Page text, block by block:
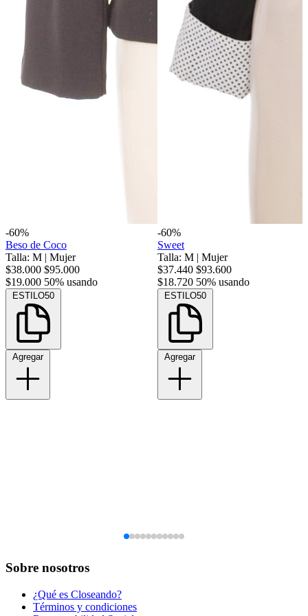
-60%
Beso de Coco
Talla: M | Mujer
$38.000 $95.000
$19.000 50% usando
ESTILO50
Agregar
-60%
Sweet
Talla: M | Mujer
$37.440 $93.600
$18.720 50% usando
ESTILO50
Agregar
Sobre nosotros
¿Qué es Closeando?
Términos y condiciones